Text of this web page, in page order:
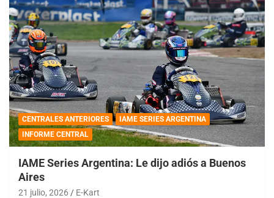
CENTRALES ANTERIORES
IAME SERIES ARGENTINA
INFORME CENTRAL
IAME Series Argentina: Le dijo adiós a Buenos
Aires
21 julio, 2026 E-Kart